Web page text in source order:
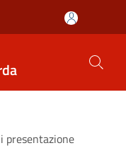
presentazione